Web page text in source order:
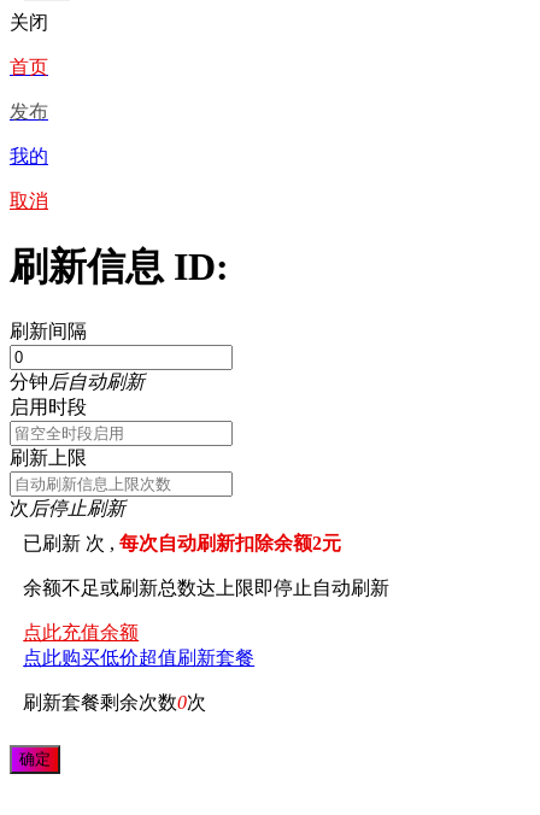
关闭
首页
发布
我的
取消
刷新信息 ID:
刷新间隔
分钟后自动刷新
启用时段
刷新上限
次后停止刷新
已刷新 次 ,每次自动刷新扣除余额2元
余额不足或刷新总数达上限即停止自动刷新
点此充值余额
点此购买低价超值刷新套餐
刷新套餐剩余次数0次